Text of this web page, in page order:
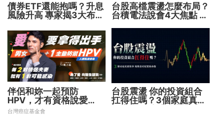
債券ETF還能抱嗎？升息
風險升高 專家揭3大布局
台股高檔震盪怎麼布局？
台積電法說會4大焦點 AI
伴侶和妳一起預防
HPV，才有資格說愛
妳！
台灣癌症基金會
台股震盪 你的投資組合
扛得住嗎？3個家庭真實